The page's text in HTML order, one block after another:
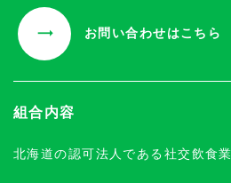
お問い合わせはこちら
組合内容
北海道の認可法人である社交飲食